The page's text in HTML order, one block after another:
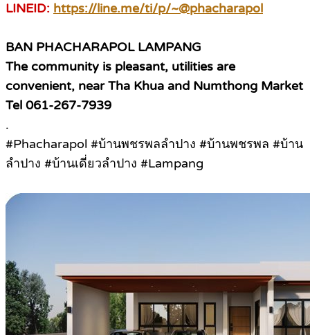
LINEID: https://line.me/ti/p/~@phacharapol
BAN PHACHARAPOL LAMPANG
The community is pleasant, utilities are
convenient, near Tha Khua and Numthong Market
Tel 061-267-7939
.
#Phacharapol #บ้านพชรพลลำปาง #บ้านพชรพล #บ้าน
ลำปาง #บ้านเดี่ยวลำปาง #Lampang